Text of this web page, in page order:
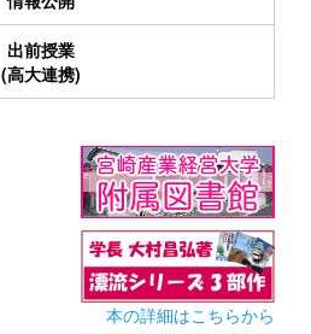
出前授業
(高大連携)
本の詳細はこちらから